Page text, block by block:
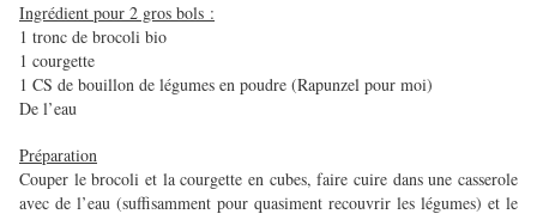
Ingrédient pour 2 gros bols :
1 tronc de brocoli bio
1 courgette
1 CS de bouillon de légumes en poudre (Rapunzel pour moi)
De l’eau
Préparation
Couper le brocoli et la courgette en cubes, faire cuire dans une casserole
avec de l’eau (suffisamment pour quasiment recouvrir les légumes) et le